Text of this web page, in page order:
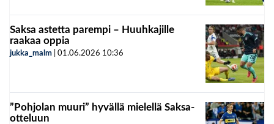
Saksa astetta parempi – Huuhkajille
raakaa oppia
jukka_malm 01.06.2026 10:36
”Pohjolan muuri” hyvällä mielellä Saksa-
otteluun